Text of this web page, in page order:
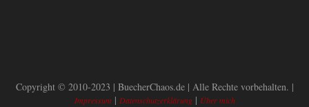
Copyright © 2010-2023 | BuecherChaos.de | Alle Rechte vorbehalten. |
Impressum | Datenschutzerklärung| Über mich